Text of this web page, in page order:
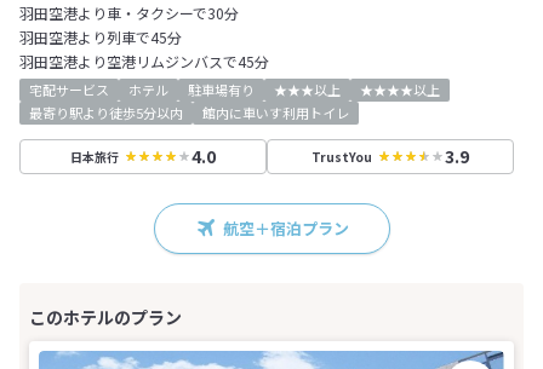
羽田空港より車・タクシーで30分
羽田空港より列車で45分
羽田空港より空港リムジンバスで45分
宅配サービス ホテル 駐車場有り ★★★以上
★★★★以上
最寄り駅より徒歩5分以内
館内に車いす利用トイレ
日本旅行 4.0 TrustYou 3.9
航空＋宿泊プラン